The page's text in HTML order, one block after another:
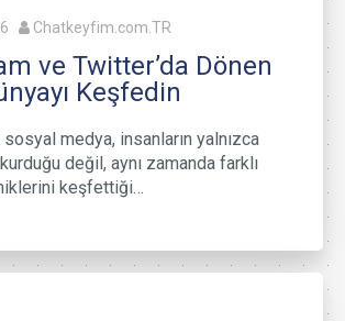
Chatkeyfim.com.TR
ve Twitter’da Dönen
Keşfedin
medya, insanların yalnızca
değil, aynı zamanda farklı
keşfettiği…